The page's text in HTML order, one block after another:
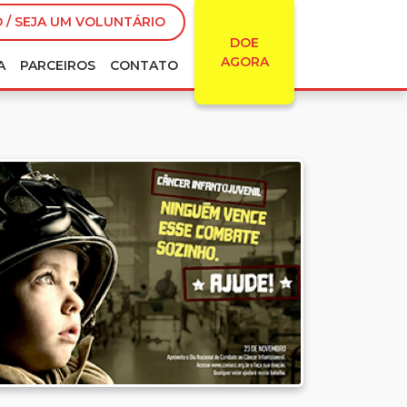
/ SEJA UM VOLUNTÁRIO
DOE
AGORA
PARCEIROS CONTATO